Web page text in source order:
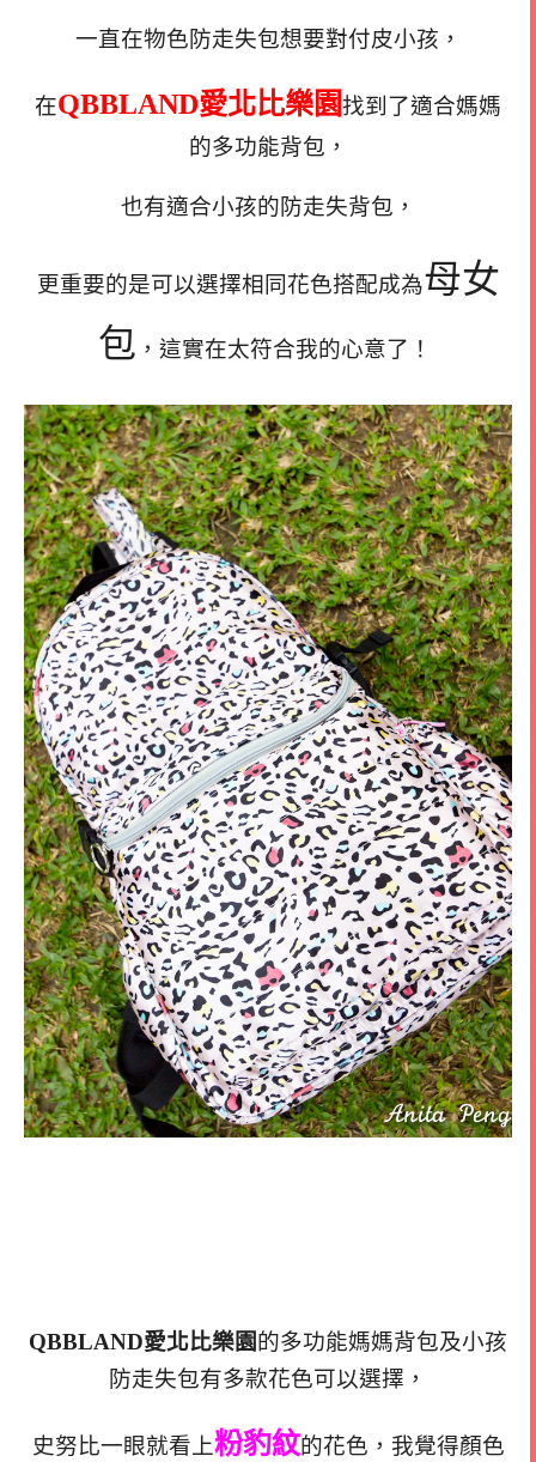
一直在物色防走失包想要對付皮小孩，
在QBBLAND愛北比樂園找到了適合媽媽
的多功能背包，
也有適合小孩的防走失背包，
更重要的是可以選擇相同花色搭配成為母女
包 ，這實在太符合我的心意了！
QBBLAND愛北比樂園的多功能媽媽背包及小孩
防走失包有多款花色可以選擇，
史努比一眼就看上粉豹紋的花色，我覺得顏色